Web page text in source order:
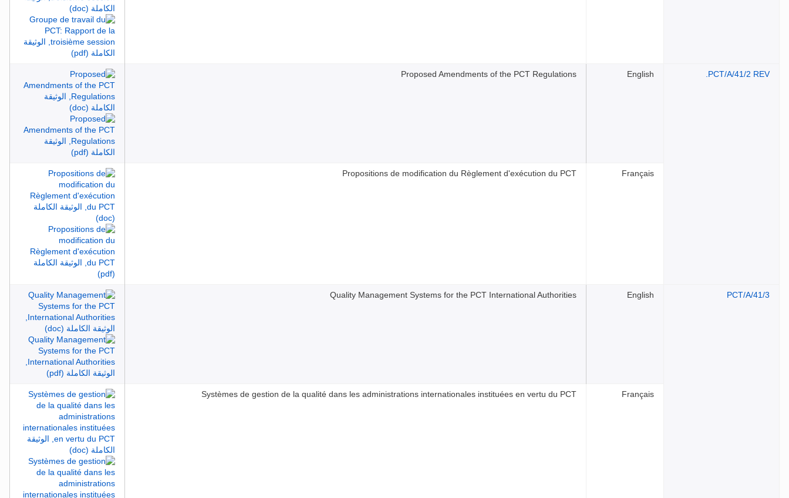
PCT/A/41/2 REV.
English
Proposed Amendments of the PCT Regulations
Français
Propositions de modification du Règlement d'exécution du PCT
PCT/A/41/3
English
Quality Management Systems for the PCT International Authorities
Français
Systèmes de gestion de la qualité dans les administrations internationales instituées en vertu du PCT